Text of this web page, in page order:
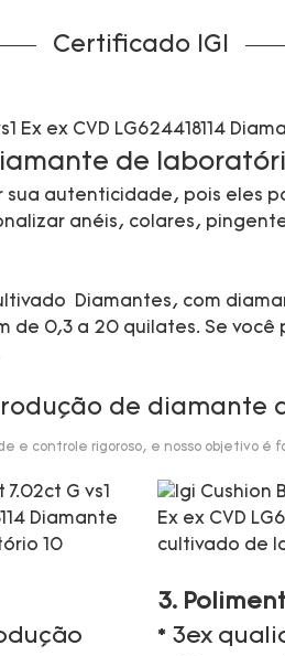
Certificado IGI
de
autenticidade, pois eles
anéis, colares,
Diamantes, com
0,3 a 20 quilates. Se
de diamante
e controle rigoroso, e nosso objetivo é
3.
* 3ex